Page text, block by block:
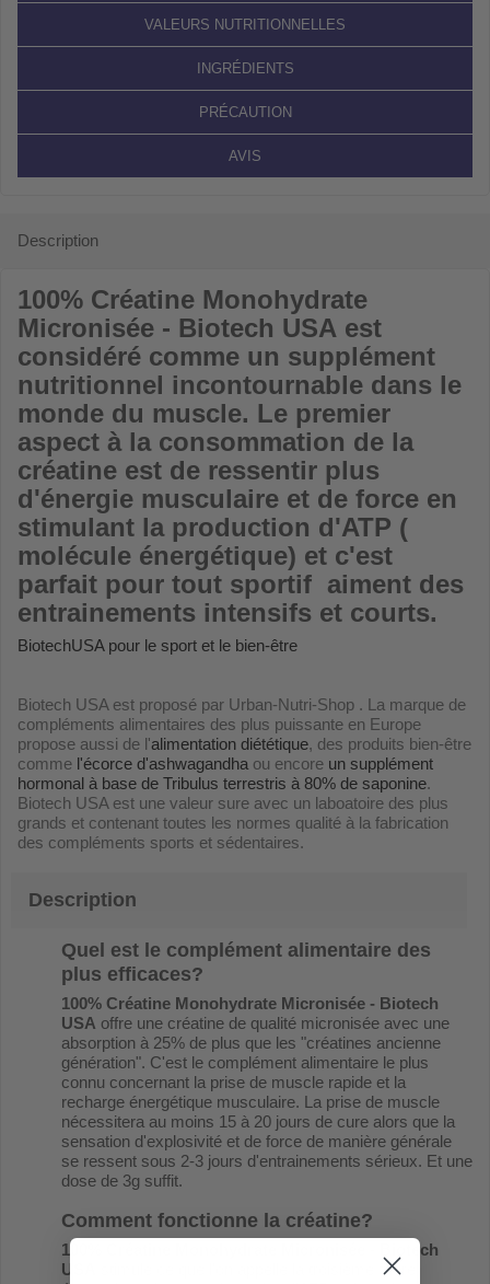
VALEURS NUTRITIONNELLES
INGRÉDIENTS
PRÉCAUTION
AVIS
Description
100% Créatine Monohydrate
Micronisée - Biotech USA est
considéré comme un supplément
nutritionnel incontournable dans le
monde du muscle. Le premier
aspect à la consommation de la
créatine est de ressentir plus
d'énergie musculaire et de force en
stimulant la production d'ATP (
molécule énergétique) et c'est
parfait pour tout sportif aiment des
entrainements intensifs et courts.
BiotechUSA pour le sport et le bien-être
Biotech USA est proposé par Urban-Nutri-Shop . La marque de
compléments alimentaires des plus puissante en Europe
propose aussi de l'alimentation diététique, des produits bien-être
comme l'écorce d'ashwagandha ou encore un supplément
hormonal à base de Tribulus terrestris à 80% de saponine.
Biotech USA est une valeur sure avec un laboatoire des plus
grands et contenant toutes les normes qualité à la fabrication
des compléments sports et sédentaires.
Description
Quel est le complément alimentaire des
plus efficaces?
100% Créatine Monohydrate Micronisée - Biotech
USA offre une créatine de qualité micronisée avec une
absorption à 25% de plus que les "créatines ancienne
génération". C'est le complément alimentaire le plus
connu concernant la prise de muscle rapide et la
recharge énergétique musculaire. La prise de muscle
nécessitera au moins 15 à 20 jours de cure alors que la
sensation d'explosivité et de force de manière générale
se ressent sous 2-3 jours d'entrainements sérieux. Et une
dose de 3g suffit.
Comment fonctionne la créatine?
100% Créatine Monohydrate Micronisée - Biotech
USA
stimule ce que l'on appelle la troisième filière